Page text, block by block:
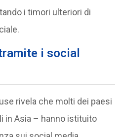
i timori ulteriori di
i social
rivela che molti dei paesi
in Asia – hanno istituito